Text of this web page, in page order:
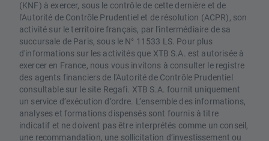
(KNF) à exercer, sous le contrôle de cette dernière et de
l'Autorité de Contrôle Prudentiel et de résolution (ACPR), son
activité sur le territoire français, par l'intermédiaire de sa
succursale de Paris, sous le N° 11533 LS. Pour plus
d'informations sur les activités que XTB S.A. est autorisée à
exercer en France, nous vous invitons à consulter le registre
des agents financiers de l'Autorité de Contrôle Prudentiel
consultable sur le site Regafi. XTB S.A. fournit uniquement
un service d’exécution d’ordre. L’ensemble des informations,
analyses et formations dispensés sont fournis à titre
indicatif et ne doivent pas être interprétés comme un conseil,
une recommandation, une sollicitation d’investissement ou